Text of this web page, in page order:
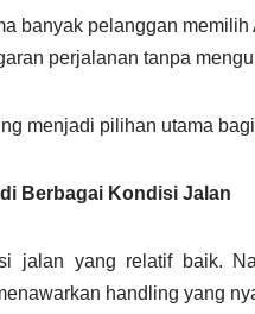
banyak pelanggan
perjalanan tanpa
menjadi pilihan utama
Berbagai Kondisi Jalan
jalan yang relatif baik.
handling yang